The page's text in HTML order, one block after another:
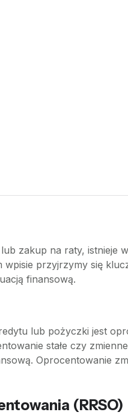
zakup na raty,
wpisie przyjrzymy się
finansową.
lub pożyczki jest
stałe czy
Oprocentowanie
(RRSO)